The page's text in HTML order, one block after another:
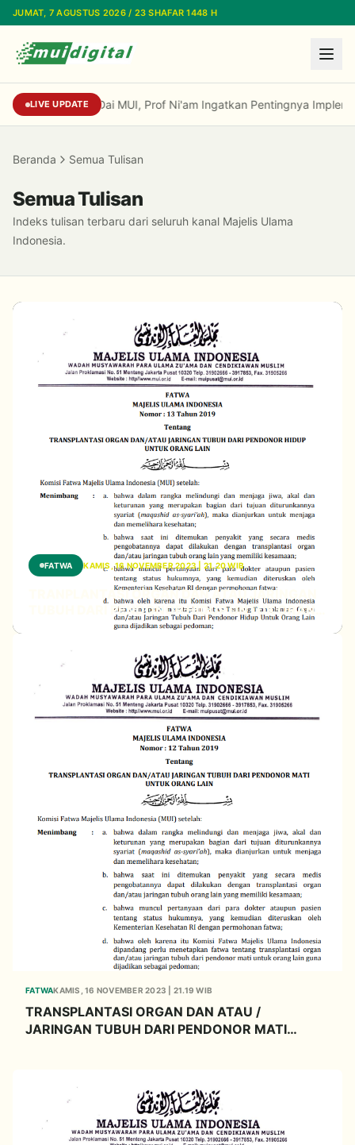
Lewati ke konten utama
JUMAT, 7 AGUSTUS 2026 / 23 SHAFAR 1448 H
LIVE UPDATE Di Standardisasi Dai MUI, Prof Ni'am
Beranda Semua Tulisan
Semua Tulisan
Indeks tulisan terbaru dari seluruh kanal Majelis Ulama
Indonesia.
FATWA KAMIS, 16 NOVEMBER 2023 | 21.20 WIB
TRANPLANTASI ORGAN DAN ATAU JARINGAN
TUBUH DARI PENDONOR HIDUP UNTUK ORANG
FATWAKAMIS, 16 NOVEMBER 2023 | 21.19 WIB
TRANSPLANTASI ORGAN DAN ATAU /
JARINGAN TUBUH DARI PENDONOR MATI